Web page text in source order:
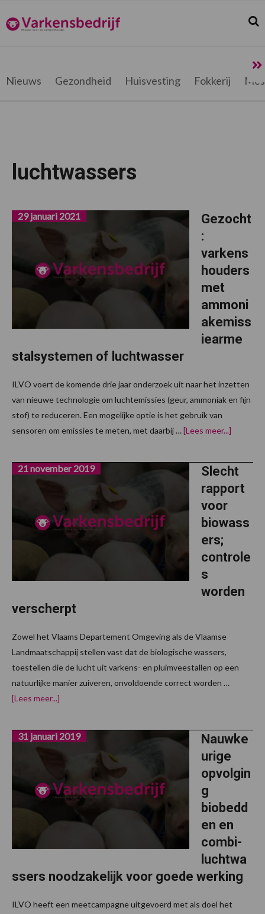
de
hoofdnavigatie
de
hoofd
de
eerste
de
voettekst
Varkensbedrijf.be
Nieuws Gezondheid Huisvesting Fokkerij
luchtwassers
Gezocht
:
varkens
houders
met
ammoni
akemiss
iearme
stalsystemen of luchtwasser
29 januari 2021
ILVO voert de komende drie jaar onderzoek uit naar het inzetten
van nieuwe technologie om luchtemissies (geur, ammoniak en fijn
stof) te reduceren. Een mogelijke optie is het gebruik van
sensoren om emissies te meten, met daarbij …[Lees meer...]
of
Slecht
rapport
voor
biowass
ers;
controle
s
worden
verscherpt
21 november 2019
Zowel het Vlaams Departement Omgeving als de Vlaamse
Landmaatschappij stellen vast dat de biologische wassers,
toestellen die de lucht uit varkens- en pluimveestallen op een
natuurlijke manier zuiveren, onvoldoende correct worden …
[Lees meer...]
controles
worden
verscherpt
Nauwke
urige
opvolgin
g
biobedd
en en
combi-
luchtwa
ssers noodzakelijk voor goede werking
31 januari 2019
ILVO heeft een meetcampagne uitgevoerd met als doel het